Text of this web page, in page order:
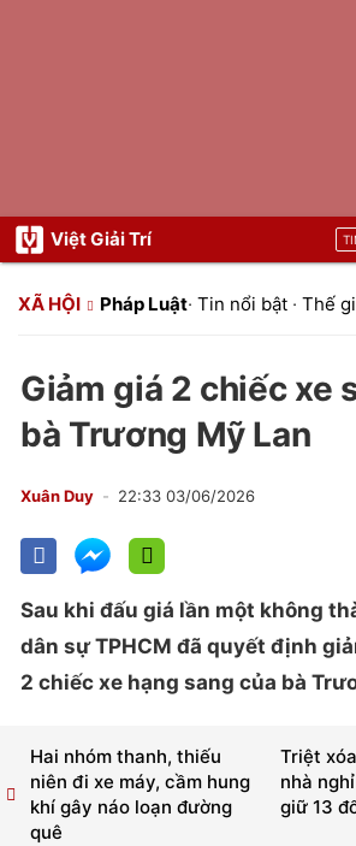
Việt Giải Trí
XÃ HỘI Pháp Luật· Tin nổi bật · Thế
Giảm giá 2 chiếc xe
bà Trương Mỹ Lan
Xuân Duy 22:33 03/06/2026
Sau khi đấu giá lần một không
dân sự TPHCM đã quyết định
2 chiếc xe hạng sang của bà
Triệt
nhà
giữ 13
Hai nhóm thanh, thiếu
niên đi xe máy, cầm hung
khí gây náo loạn đường
quê